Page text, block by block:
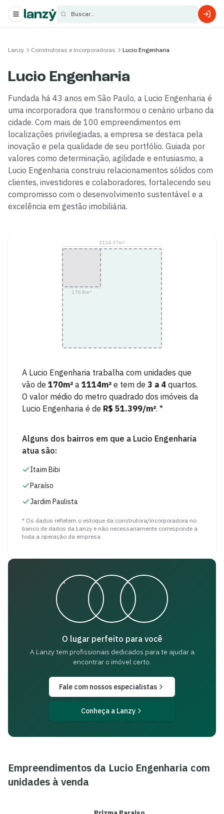
Buscar...
Lanzy Construtoras e incorporadoras Lucio Engenharia
Lucio Engenharia
Fundada há 43 anos em São Paulo, a Lucio Engenharia é
uma incorporadora que transformou o cenário urbano da
cidade. Com mais de 100 empreendimentos em
localizações privilegiadas, a empresa se destaca pela
inovação e pela qualidade de seu portfólio. Guiada por
valores como determinação, agilidade e entusiasmo, a
Lucio Engenharia construiu relacionamentos sólidos com
clientes, investidores e colaboradores, fortalecendo seu
compromisso com o desenvolvimento sustentável e a
excelência em gestão imobiliária.
1114.37m²
170.8m²
A Lucio Engenharia trabalha com unidades que
vão de 170m² a 1114m² e tem de 3 a 4 quartos.
O valor médio do metro quadrado dos imóveis da
Lucio Engenharia é de R$ 51.399/m². *
Alguns dos bairros em que a Lucio Engenharia
atua são:
Itaim Bibi
Paraíso
Jardim Paulista
* Os dados refletem o estoque da construtora/incorporadora no
banco de dados da Lanzy e não necessariamente corresponde a
toda a operação da empresa.
O lugar perfeito para você
A Lanzy tem profissionais dedicados parate ajudar a
encontrar o imóvel certo.
Fale com nossos especialistas
Conheça a Lanzy
Empreendimentos da Lucio Engenharia com
unidades à venda